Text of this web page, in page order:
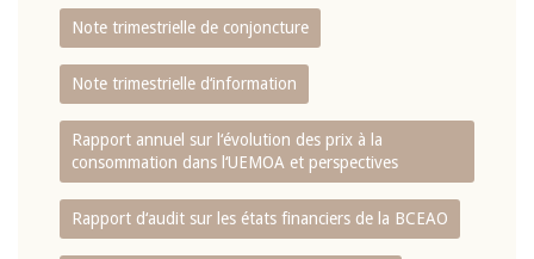
Note trimestrielle de conjoncture
Note trimestrielle d‘information
Rapport annuel sur l‘évolution des prix à la
consommation dans l‘UEMOA et perspectives
Rapport d‘audit sur les états financiers de la BCEAO